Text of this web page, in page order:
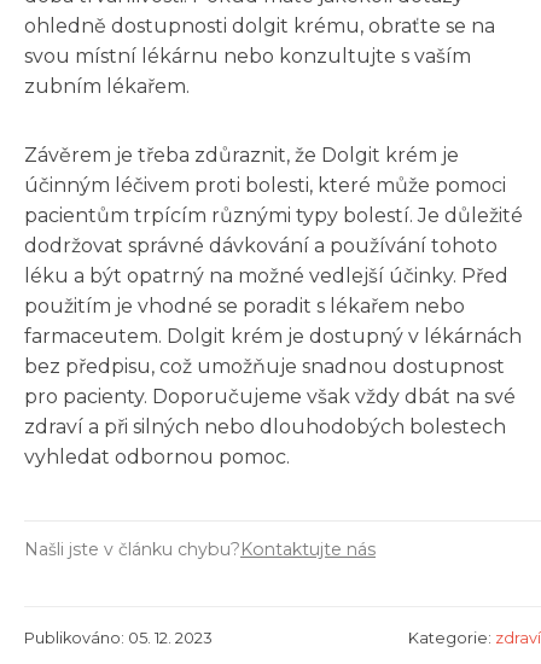
ohledně dostupnosti dolgit krému, obraťte se na
svou místní lékárnu nebo konzultujte s vaším
zubním lékařem.
Závěrem je třeba zdůraznit, že Dolgit krém je
účinným léčivem proti bolesti, které může pomoci
pacientům trpícím různými typy bolestí. Je důležité
dodržovat správné dávkování a používání tohoto
léku a být opatrný na možné vedlejší účinky. Před
použitím je vhodné se poradit s lékařem nebo
farmaceutem. Dolgit krém je dostupný v lékárnách
bez předpisu, což umožňuje snadnou dostupnost
pro pacienty. Doporučujeme však vždy dbát na své
zdraví a při silných nebo dlouhodobých bolestech
vyhledat odbornou pomoc.
Našli jste v článku chybu?Kontaktujte nás
Publikováno: 05. 12. 2023 Kategorie: zdraví